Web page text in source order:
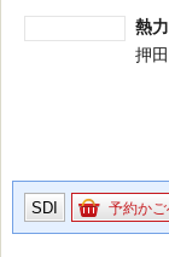
熱
押
SDI 予約か